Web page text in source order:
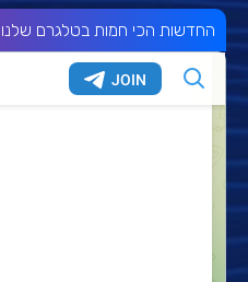
החדשות הכי חמות בטלגרם שלנו